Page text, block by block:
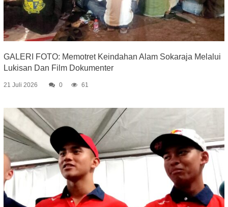
GALERI FOTO: Memotret Keindahan Alam Sokaraja Melalui
Lukisan Dan Film Dokumenter
21 Juli 2026 0 61